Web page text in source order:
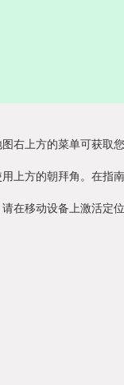
右上方的菜单可获取
上方的朝拜角。在指
在移动设备上激活定